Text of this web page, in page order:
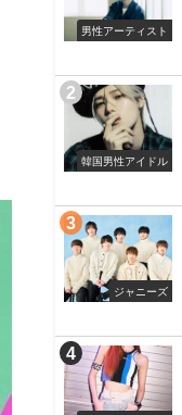
男性アーティスト
韓国男性アイドル
ジャニーズ